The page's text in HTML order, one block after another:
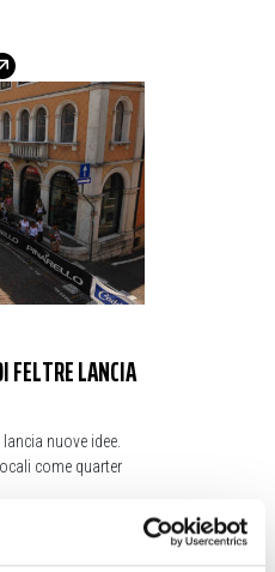
FELTRE LANCIA
nuove idee.
come quarter